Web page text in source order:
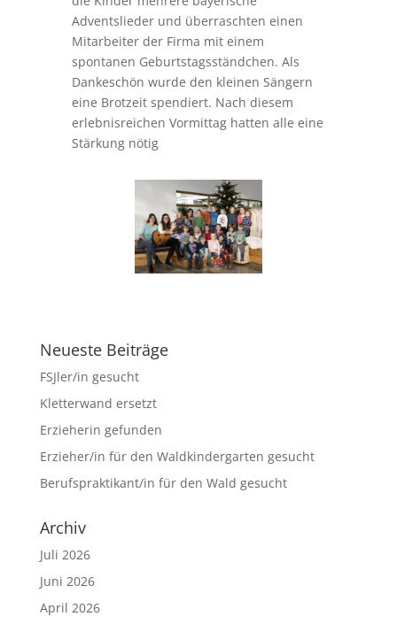
Adventslieder und überraschten einen
Mitarbeiter der Firma mit einem
spontanen Geburtstagsständchen. Als
Dankeschön wurde den kleinen Sängern
eine Brotzeit spendiert. Nach diesem
erlebnisreichen Vormittag hatten alle eine
Stärkung nötig
Neueste Beiträge
FSJler/in gesucht
Kletterwand ersetzt
Erzieherin gefunden
Erzieher/in für den Waldkindergarten gesucht
Berufspraktikant/in für den Wald gesucht
Archiv
Juli 2026
Juni 2026
April 2026